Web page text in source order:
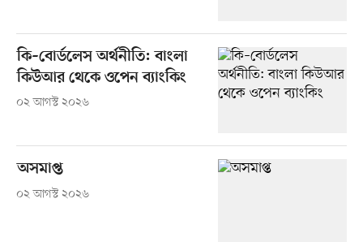
কি–বোর্ডলেস অর্থনীতি: বাংলা
কিউআর থেকে ওপেন ব্যাংকিং
০২ আগস্ট ২০২৬
অসমাপ্ত
০২ আগস্ট ২০২৬